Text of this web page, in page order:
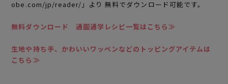
obe.com/jp/reader/」より 無料でダウンロード可能です。
無料ダウンロード 通園通学レシピ一覧はこちら≫
生地や持ち手、かわいいワッペンなどのトッピングアイテムは
こちら≫